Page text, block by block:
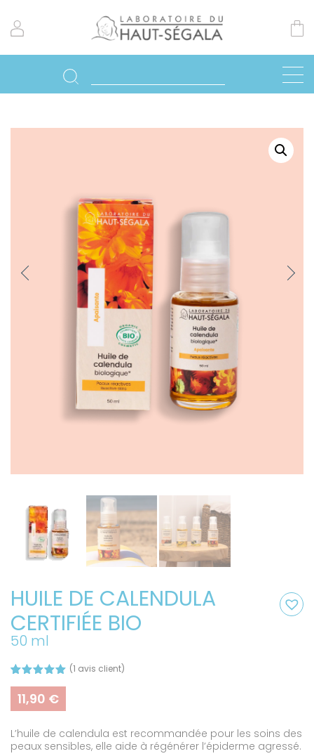
Previo
Next
HUILE DE CALENDULA
CERTIFIÉE BIO
50 ml
sur 5
basé sur
notation
(1 avis client)
11,90 €
L’huile de calendula est recommandée pour les soins des
peaux sensibles, elle aide à régénérer l’épiderme agressé.